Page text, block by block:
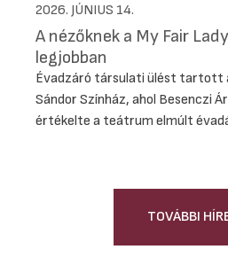
2026. JÚNIUS 14.
A nézőknek a My Fair
legjobban
Évadzáró társulati ülést tartott
Sándor Színház, ahol Besenczi
értékelte a teátrum elmúlt
TOVÁBBI